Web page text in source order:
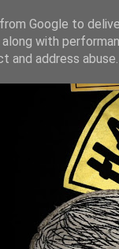
Google to
with
and address abuse.